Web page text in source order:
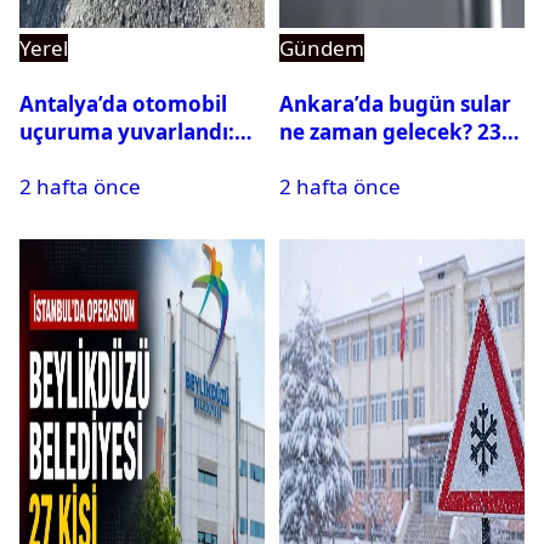
Yerel
Antalya’da otomobil
uçuruma yuvarlandı:
var
2 hafta önce
Gündem
Ankara’da bugün sular
ne zaman gelecek? 23
su kesintisi sorgulama
2 hafta önce